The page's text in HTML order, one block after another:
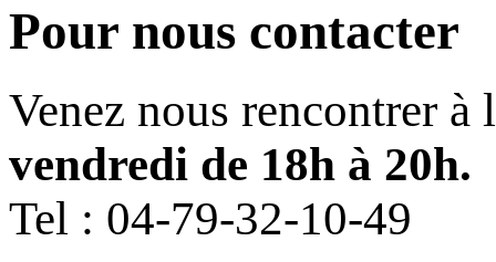
Pour nous contacter
Venez nous rencontrer à
vendredi de 18h à 20h.
Tel : 04-79-32-10-49